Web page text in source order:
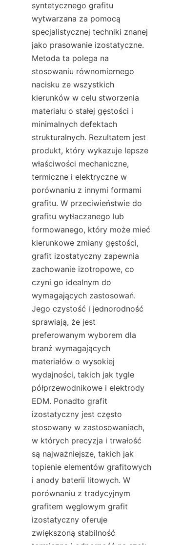
syntetycznego grafitu
wytwarzana za pomocą
specjalistycznej techniki znanej
jako prasowanie izostatyczne.
Metoda ta polega na
stosowaniu równomiernego
nacisku ze wszystkich
kierunków w celu stworzenia
materiału o stałej gęstości i
minimalnych defektach
strukturalnych. Rezultatem jest
produkt, który wykazuje lepsze
właściwości mechaniczne,
termiczne i elektryczne w
porównaniu z innymi formami
grafitu. W przeciwieństwie do
grafitu wytłaczanego lub
formowanego, który może mieć
kierunkowe zmiany gęstości,
grafit izostatyczny zapewnia
zachowanie izotropowe, co
czyni go idealnym do
wymagających zastosowań.
Jego czystość i jednorodność
sprawiają, że jest
preferowanym wyborem dla
branż wymagających
materiałów o wysokiej
wydajności, takich jak tygle
półprzewodnikowe i elektrody
EDM. Ponadto grafit
izostatyczny jest często
stosowany w zastosowaniach,
w których precyzja i trwałość
są najważniejsze, takich jak
topienie elementów grafitowych
i anody baterii litowych. W
porównaniu z tradycyjnym
grafitem węglowym grafit
izostatyczny oferuje
zwiększoną stabilność